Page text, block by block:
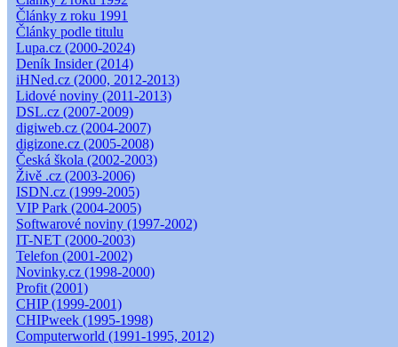
Články z roku 1991
Články podle titulu
Lupa.cz (2000-2024)
Deník Insider (2014)
iHNed.cz (2000, 2012-2013)
Lidové noviny (2011-2013)
DSL.cz (2007-2009)
digiweb.cz (2004-2007)
digizone.cz (2005-2008)
Česká škola (2002-2003)
Živě .cz (2003-2006)
ISDN.cz (1999-2005)
VIP Park (2004-2005)
Softwarové noviny (1997-2002)
IT-NET (2000-2003)
Telefon (2001-2002)
Novinky.cz (1998-2000)
Profit (2001)
CHIP (1999-2001)
CHIPweek (1995-1998)
Computerworld (1991-1995, 2012)